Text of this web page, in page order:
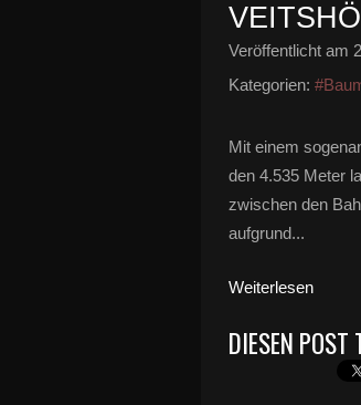
Veröffentlicht am
Kategorien:
Mit einem
den 4.535 Meter
zwischen den
aufgrund...
Weiterlesen
DIESEN POST